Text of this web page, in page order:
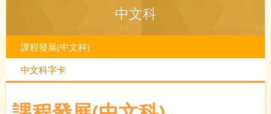
中文科
課程發展(中文科)
中文科字卡